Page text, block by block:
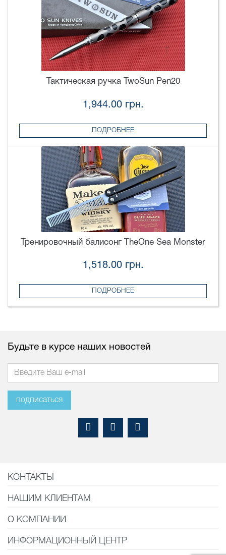
Тактическая ручка TwoSun Pen20
1,944.00 грн.
ПОДРОБНЕЕ
Тренировочный балисонг TheOne Sea Monster
1,518.00 грн.
ПОДРОБНЕЕ
Будьте в курсе наших новостей
подписаться
КОНТАКТЫ
НАШИМ КЛИЕНТАМ
О КОМПАНИИ
ИНФОРМАЦИОННЫЙ ЦЕНТР